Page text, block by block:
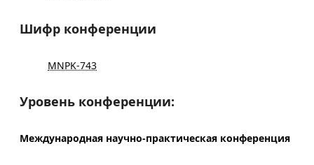
Шифр конференции
MNPK-743
Уровень конференции:
Международная научно-практическая конференция